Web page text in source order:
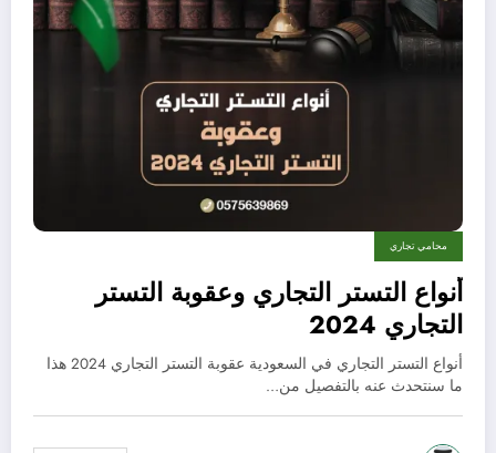
محامي تجاري
أنواع التستر التجاري وعقوبة التستر
التجاري 2024
أنواع التستر التجاري في السعودية عقوبة التستر التجاري 2024 هذا
ما سنتحدث عنه بالتفصيل من…